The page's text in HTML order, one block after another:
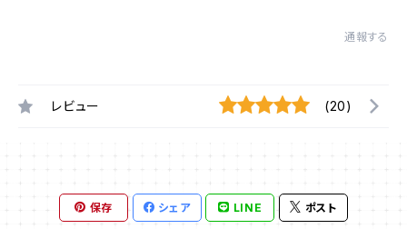
通報する
レビュー (20)
保存 シェア LINE ポスト